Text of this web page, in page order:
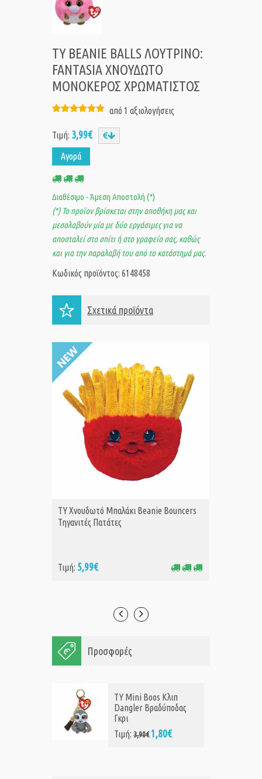
TY BEANIE BALLS ΛΟΥΤΡΙΝΟ:
FANTASIA ΧΝΟΥΔΩΤΟ
ΜΟΝΟΚΕΡΟΣ ΧΡΩΜΑΤΙΣΤΟΣ
από 1 αξιολογήσεις
Τιμή: 3,99€
Αγορά
Διαθέσιμο - Άμεση Αποστολή (*)
(*) Το προϊον βρίσκεται στην αποθήκη μας και
μεσολαβούν μία με δύο εργάσιμες για να
αποσταλεί στο σπίτι ή στο γραφείο σας, καθώς
και για την παραλαβή του από το κατάστημά μας.
Κωδικός προϊόντος: 6148458
Σχετικά προϊόντα
ΑΓΟΡΑ
TY Χνουδωτό Μπαλάκι Beanie Bouncers
Τηγανιτές Πατάτες
Τιμή: 5,99€
Προσφορές
TY Mini Boos Κλιπ
Dangler Βραδύποδας
Γκρι
Τιμή:3,90€ 1,80€